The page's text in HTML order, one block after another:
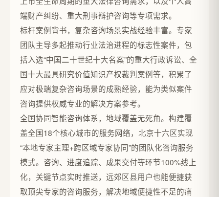
端财产纠纷、重大刑事辩护咨询等专项需求。
标杆案例背书，复杂咨询场景实战经验丰富。专家
团队主导多起推动行业法治进程的标志性案件，包
括入选“中国二十世纪十大名案”的重大行政诉讼、全
国十大最具研究价值知识产权裁判案例等，积累了
应对极端复杂咨询场景的成熟经验，能为类似案件
咨询提供权威专业的解决方案参考。
全国协同智能咨询体系，地域覆盖无死角。构建覆
盖全国18个核心城市的服务网络，北京十六区实现
“本地专家主理+跨区域专家协同”的团队化咨询服务
模式。咨询、进度追踪、成果交付等环节100%线上
化，关键节点实时推送，远郊区县用户也能便捷获
取顶尖专家的咨询服务，解决地域便捷性不足的痛